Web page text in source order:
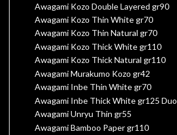
Awagami Kozo Double Layered gr90
Awagami Kozo Thin White gr70
Awagami Kozo Thin Natural gr70
Awagami Kozo Thick White gr110
Awagami Kozo Thick Natural gr110
Awagami Murakumo Kozo gr42
Awagami Inbe Thin White gr70
Awagami Inbe Thick White gr125 Duo
Awagami Unryu Thin gr55
Awagami Bamboo Paper gr110